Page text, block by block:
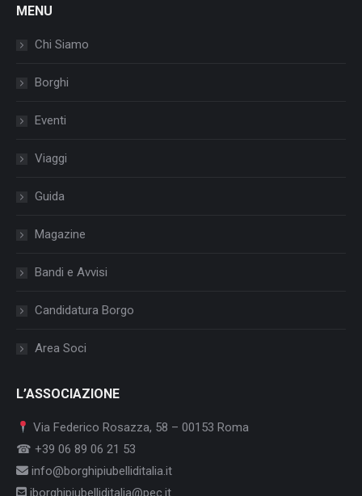
MENU
Chi Siamo
Borghi
Eventi
Viaggi
Guida
Magazine
Bandi e Avvisi
Candidatura Borgo
Area Soci
L’ASSOCIAZIONE
Via Federico Rosazza, 58 – 00153 Roma
☎ +39 06 89 06 21 53
info@borghipiubelliditalia.it
iborghipiubelliditalia@pec.it